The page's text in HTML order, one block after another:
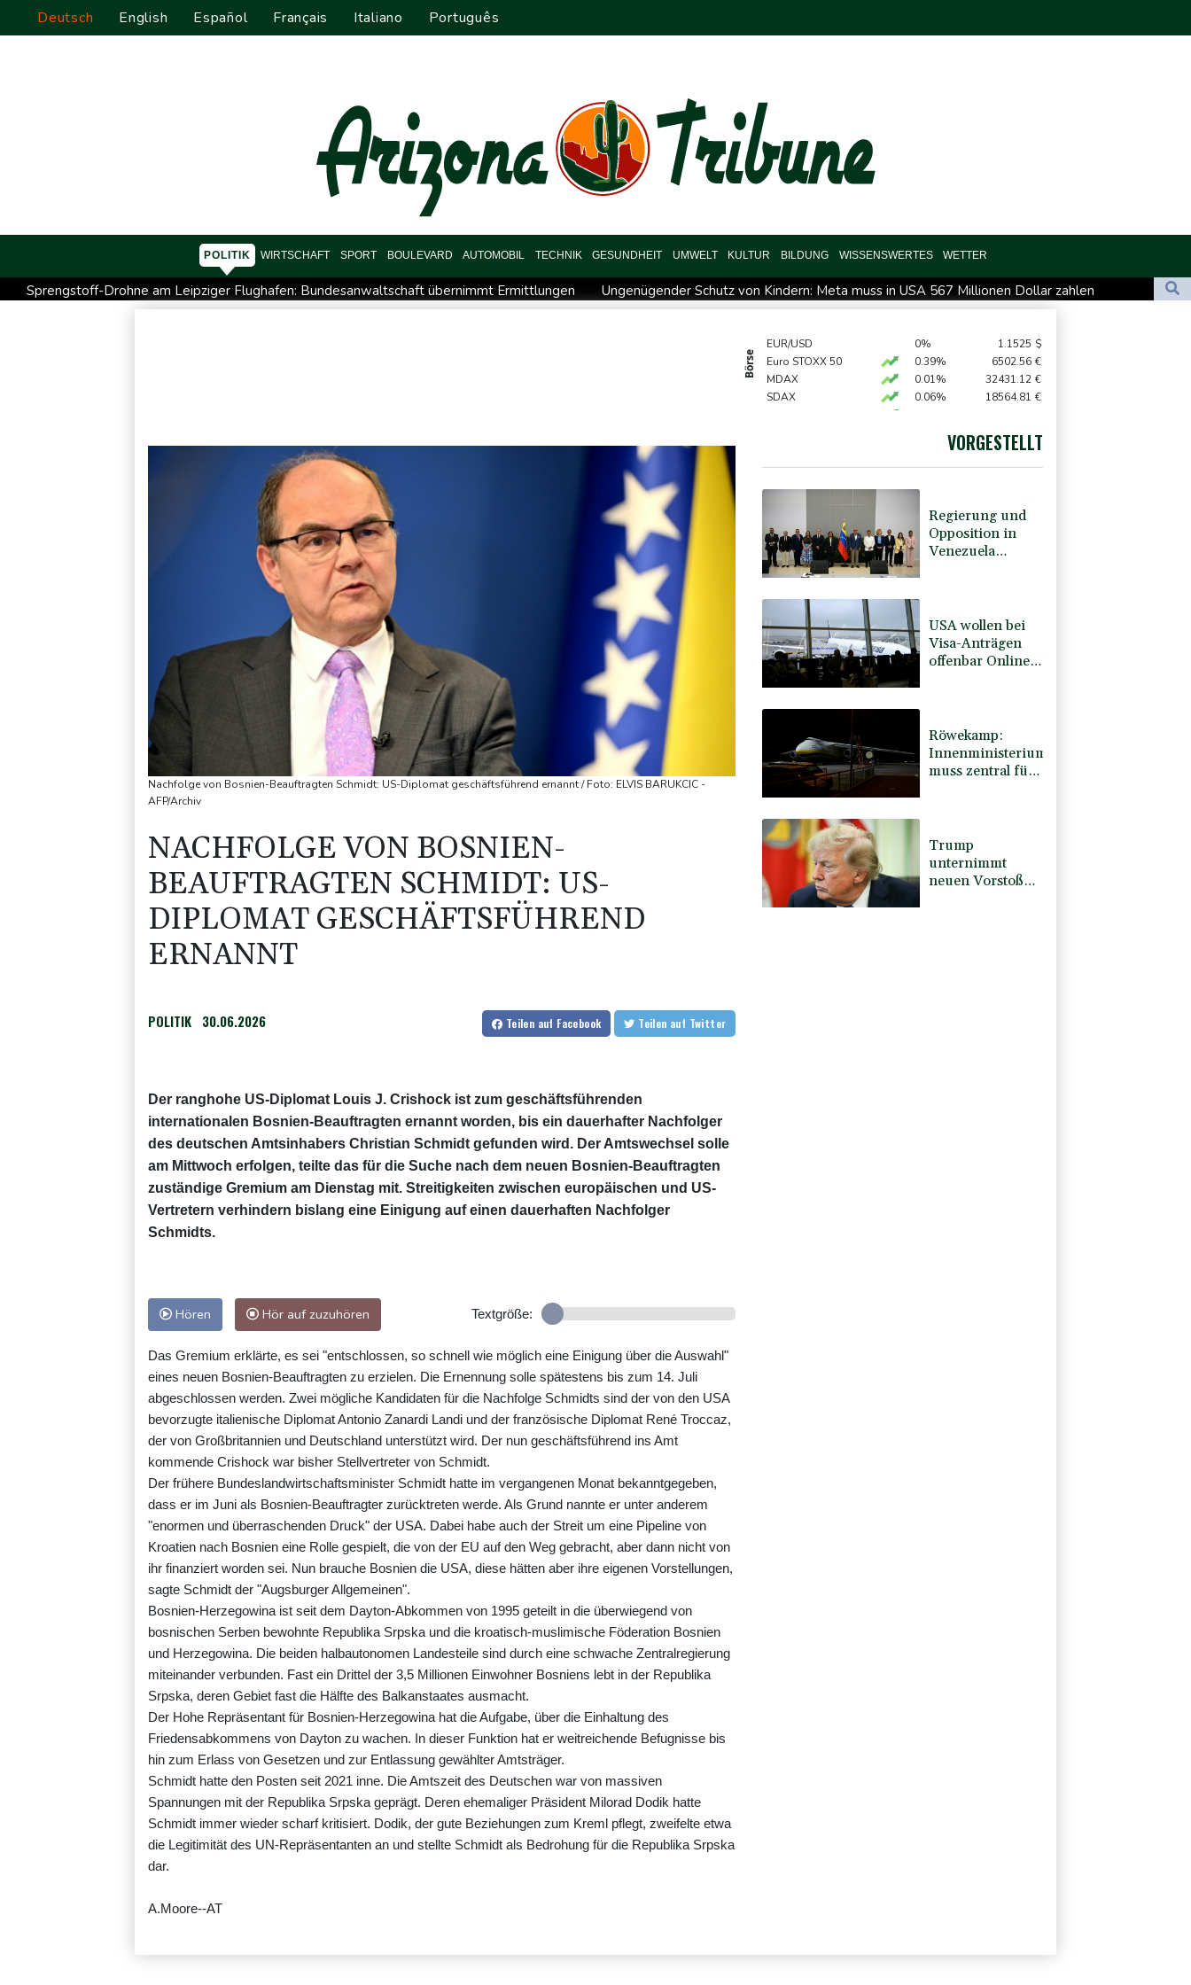
Deutsch English Español Français Italiano Português
POLITIK WIRTSCHAFT SPORT BOULEVARD AUTOMOBIL TECHNIK GESUNDHEIT UMWELT KULTUR BILDUNG WISSENSWERTES WETTER
Sprengstoff-Drohne am Leipziger Flughafen: Bundesanwaltschaft übernimmt Ermittlungen
Ungenügender Schutz von Kindern: Meta muss in USA 567 Millionen Dollar zahlen
Trump unternimmt neuen Vorstoß im Streit um US-Staatsbürgerschaft
58 Soldaten im Jemen bei Huthi-Angriffen getötet - Regierung kündigt Vergeltung an
Jemen: 38 Soldaten bei Huthi-Angriffen getötet - Regierung kündigt Vergeltung an
Börse
EUR/USD 0% 1.1525 $
Euro STOXX 50
0.39% 6502.56 €
MDAX
0.01% 32431.12 €
SDAX
0.06% 18564.81 €
4000.99 €
4316.4 $
Nachfolge von Bosnien-Beauftragten Schmidt: US-Diplomat geschäftsführend ernannt / Foto: ELVIS BARUKCIC -
AFP/Archiv
NACHFOLGE VON BOSNIEN-
BEAUFTRAGTEN SCHMIDT: US-
DIPLOMAT GESCHÄFTSFÜHREND
ERNANNT
POLITIK 30.06.2026 Teilen auf Facebook Teilen auf Twitter
Der ranghohe US-Diplomat Louis J. Crishock ist zum geschäftsführenden
internationalen Bosnien-Beauftragten ernannt worden, bis ein dauerhafter Nachfolger
des deutschen Amtsinhabers Christian Schmidt gefunden wird. Der Amtswechsel solle
am Mittwoch erfolgen, teilte das für die Suche nach dem neuen Bosnien-Beauftragten
zuständige Gremium am Dienstag mit. Streitigkeiten zwischen europäischen und US-
Vertretern verhindern bislang eine Einigung auf einen dauerhaften Nachfolger
Schmidts.
Hören Hör auf zuzuhören Textgröße:
Das Gremium erklärte, es sei "entschlossen, so schnell wie möglich eine Einigung über die Auswahl"
eines neuen Bosnien-Beauftragten zu erzielen. Die Ernennung solle spätestens bis zum 14. Juli
abgeschlossen werden. Zwei mögliche Kandidaten für die Nachfolge Schmidts sind der von den USA
bevorzugte italienische Diplomat Antonio Zanardi Landi und der französische Diplomat René Troccaz,
der von Großbritannien und Deutschland unterstützt wird. Der nun geschäftsführend ins Amt
kommende Crishock war bisher Stellvertreter von Schmidt.
Der frühere Bundeslandwirtschaftsminister Schmidt hatte im vergangenen Monat bekanntgegeben,
dass er im Juni als Bosnien-Beauftragter zurücktreten werde. Als Grund nannte er unter anderem
"enormen und überraschenden Druck" der USA. Dabei habe auch der Streit um eine Pipeline von
Kroatien nach Bosnien eine Rolle gespielt, die von der EU auf den Weg gebracht, aber dann nicht von
ihr finanziert worden sei. Nun brauche Bosnien die USA, diese hätten aber ihre eigenen Vorstellungen,
sagte Schmidt der "Augsburger Allgemeinen".
Bosnien-Herzegowina ist seit dem Dayton-Abkommen von 1995 geteilt in die überwiegend von
bosnischen Serben bewohnte Republika Srpska und die kroatisch-muslimische Föderation Bosnien
und Herzegowina. Die beiden halbautonomen Landesteile sind durch eine schwache Zentralregierung
miteinander verbunden. Fast ein Drittel der 3,5 Millionen Einwohner Bosniens lebt in der Republika
Srpska, deren Gebiet fast die Hälfte des Balkanstaates ausmacht.
Der Hohe Repräsentant für Bosnien-Herzegowina hat die Aufgabe, über die Einhaltung des
Friedensabkommens von Dayton zu wachen. In dieser Funktion hat er weitreichende Befugnisse bis
hin zum Erlass von Gesetzen und zur Entlassung gewählter Amtsträger.
Schmidt hatte den Posten seit 2021 inne. Die Amtszeit des Deutschen war von massiven
Spannungen mit der Republika Srpska geprägt. Deren ehemaliger Präsident Milorad Dodik hatte
Schmidt immer wieder scharf kritisiert. Dodik, der gute Beziehungen zum Kreml pflegt, zweifelte etwa
die Legitimität des UN-Repräsentanten an und stellte Schmidt als Bedrohung für die Republika Srpska
dar.
A.Moore--AT
VORGESTELLT
Regierung und
Opposition in
Venezuela
USA wollen bei
Visa-Anträgen
offenbar Online-
Röwekamp:
Innenministerium
muss zentral für
Trump
unternimmt
neuen Vorstoß